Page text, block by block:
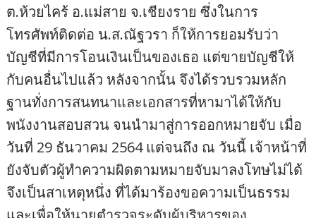
ต.ห้วยไคร้ อ.แม่สาย จ.เชียงราย ซึ่งในการ
โทรศัพท์ติดต่อ น.ส.ณัฐวรา ก็ให้การยอมรับว่า
บัญชีที่มีการโอนเงินเป็นของเธอ แต่ขายบัญชีให้
กับคนอื่นไปแล้ว หลังจากนั้น จึงได้รวบรวมหลัก
ฐานทั่งการสนทนาและเอกสารที่หามาได้ให้กับ
พนังงานสอบสวน จนนำมาสู่การออกหมายจับ เมื่อ
วันที่ 29 ธันวาคม 2564 แต่จนถึง ณ วันนี้ เจ้าหน้าที่
ยังจับตัวผู้ทำความผิดตามหมายจับมาลงโทษไม่ได้
จึงเป็นสาเหตุหนึ่ง ที่ได้มาร้องขอความเป็นธรรม